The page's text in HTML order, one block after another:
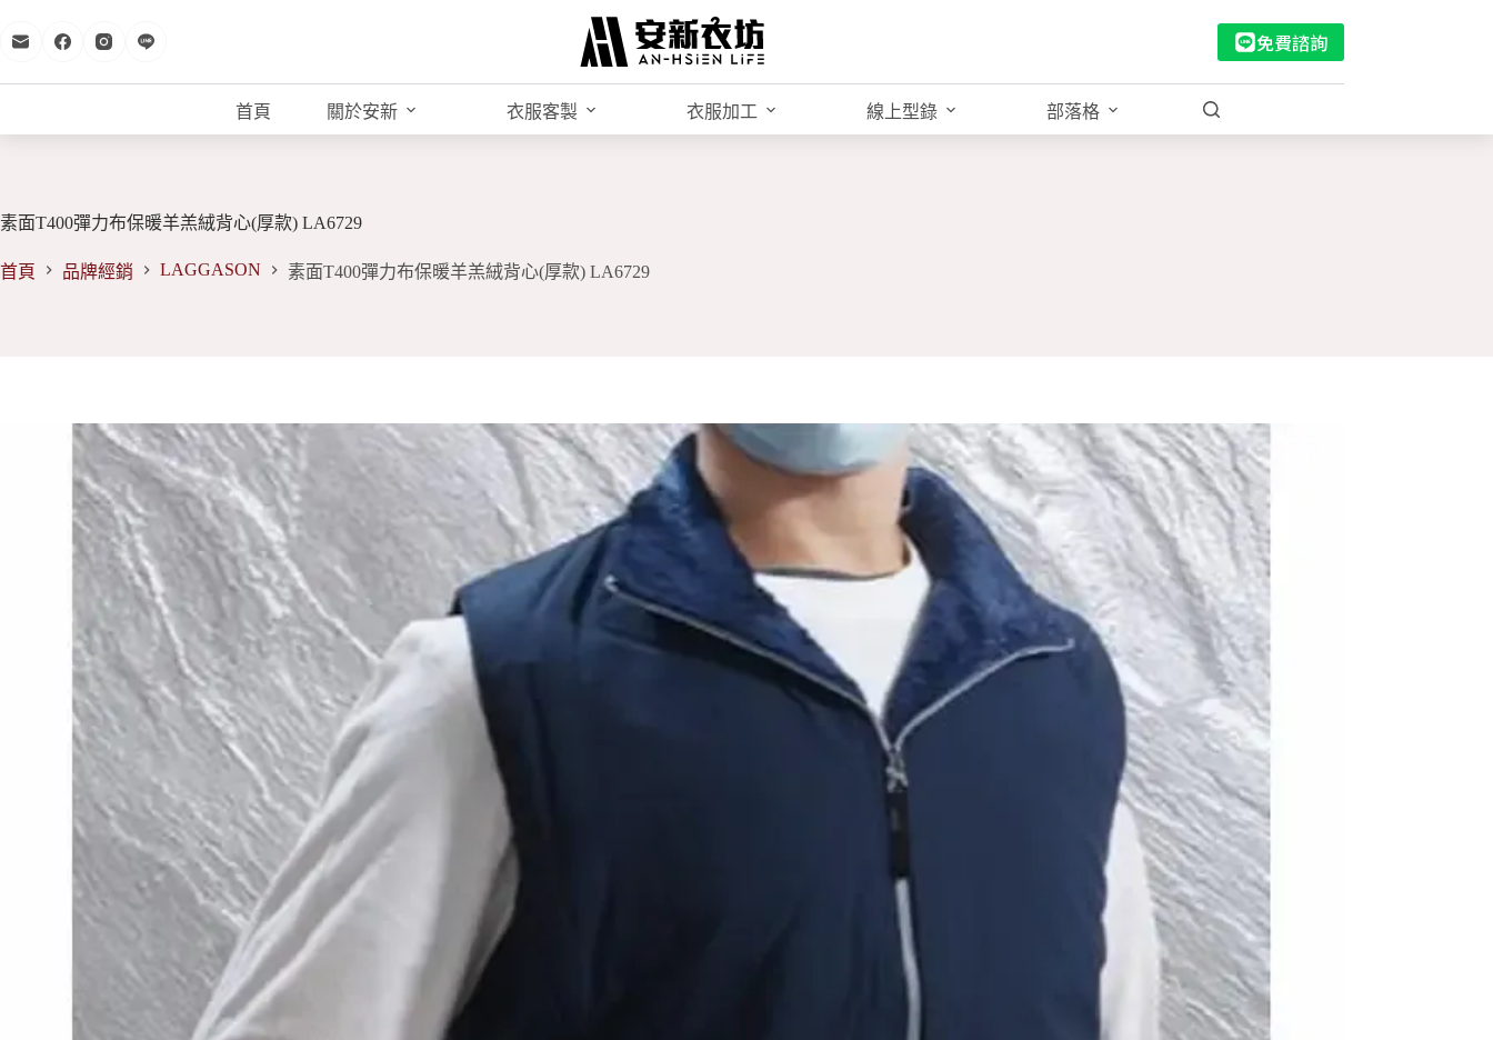
至
免費諮詢
首頁 關於安新 衣服客製 衣服加工 線上型錄 部落格
素面T400彈力布保暖羊羔絨背心(厚款) LA6729
首頁 品牌經銷 LAGGASON 素面T400彈力布保暖羊羔絨背心(厚款) LA6729